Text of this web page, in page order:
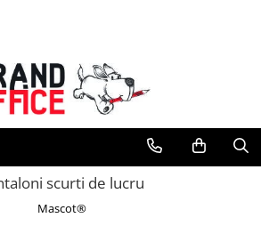
din hartie
scurti de lucru
Mascot®